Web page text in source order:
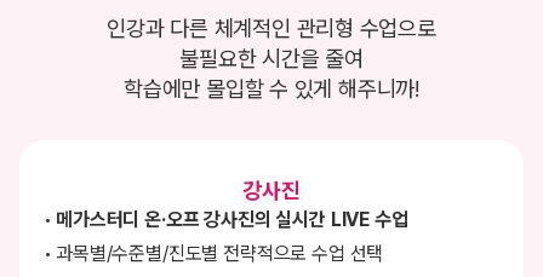
인강과 다른 체계적인 관리형 수업으로
불필요한 시간을 줄여
학습에만 몰입할 수 있게 해주니까!
강사진
메가스터디 온·오프 강사진의 실시간 LIVE 수업
과목별/수준별/진도별 전략적으로 수업 선택